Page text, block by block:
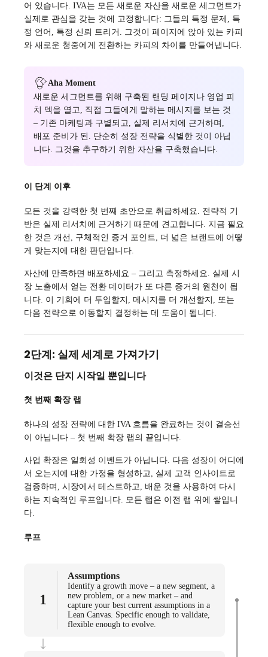
어 있습니다. IVA는 모든 새로운 자산을 새로운 세그먼트가
실제로 관심을 갖는 것에 고정합니다: 그들의 특정 문제, 특
정 언어, 특정 신뢰 트리거. 그것이 페이지에 앉아 있는 카피
와 새로운 청중에게 전환하는 카피의 차이를 만들어냅니다.
Aha Moment
새로운 세그먼트를 위해 구축된 랜딩 페이지나 영업 피
치 덱을 열고, 직접 그들에게 말하는 메시지를 보는 것
– 기존 마케팅과 구별되고, 실제 리서치에 근거하며,
배포 준비가 된. 단순히 성장 전략을 식별한 것이 아닙
니다. 그것을 추구하기 위한 자산을 구축했습니다.
이 단계 이후
모든 것을 강력한 첫 번째 초안으로 취급하세요. 전략적 기
반은 실제 리서치에 근거하기 때문에 견고합니다. 지금 필요
한 것은 개선, 구체적인 증거 포인트, 더 넓은 브랜드에 어떻
게 맞는지에 대한 판단입니다.
자산에 만족하면 배포하세요 – 그리고 측정하세요. 실제 시
장 노출에서 얻는 전환 데이터가 또 다른 증거의 원천이 됩
니다. 이 기회에 더 투입할지, 메시지를 더 개선할지, 또는
다음 전략으로 이동할지 결정하는 데 도움이 됩니다.
2단계: 실제 세계로 가져가기
이것은 단지 시작일 뿐입니다
첫 번째 확장 랩
하나의 성장 전략에 대한 IVA 흐름을 완료하는 것이 결승선
이 아닙니다 – 첫 번째 확장 랩의 끝입니다.
사업 확장은 일회성 이벤트가 아닙니다. 다음 성장이 어디에
서 오는지에 대한 가정을 형성하고, 실제 고객 인사이트로
검증하며, 시장에서 테스트하고, 배운 것을 사용하여 다시
하는 지속적인 루프입니다. 모든 랩은 이전 랩 위에 쌓입니
다.
루프
1
Assumptions
Identify a growth move – a new segment, a
new problem, or a new market – and
capture your best current assumptions in a
Lean Canvas. Specific enough to validate,
flexible enough to evolve.